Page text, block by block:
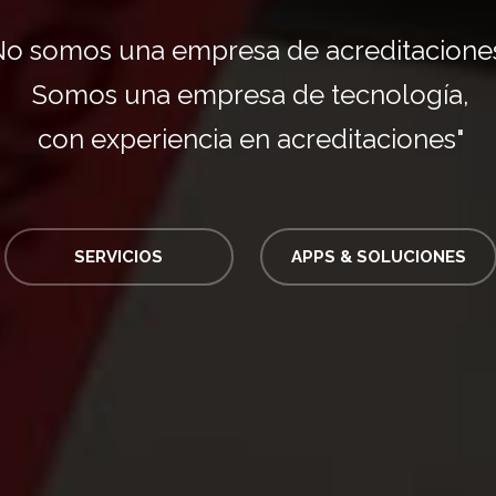
somos una empresa de
Somos una empresa de tecnología,
con experiencia en acreditaciones"
SERVICIOS APPS & SOLUCIONES